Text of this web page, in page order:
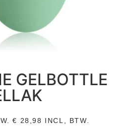
GELBOTTLE
€ 28,98 INCL, BTW.